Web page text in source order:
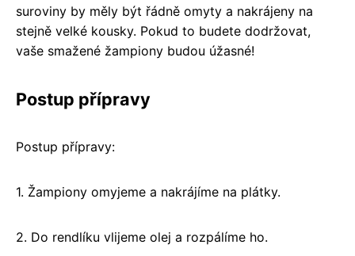
suroviny by měly být řádně omyty a nakrájeny na
stejně velké kousky. Pokud to budete dodržovat,
vaše smažené žampiony budou úžasné!
Postup přípravy
Postup přípravy:
1. Žampiony omyjeme a nakrájíme na plátky.
2. Do rendlíku vlijeme olej a rozpálíme ho.